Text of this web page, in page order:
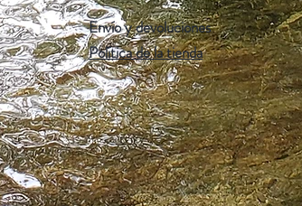
Envío y devoluciones
Política de la tienda